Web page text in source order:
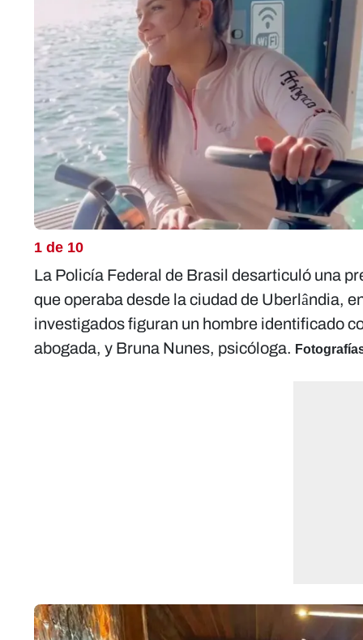
1 de 10
La Policía Federal de Brasil desarticuló una
que operaba desde la ciudad de Uberlândia,
investigados figuran un hombre identificado
abogada, y Bruna Nunes, psicóloga.